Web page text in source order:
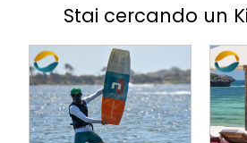
Stai cercando un